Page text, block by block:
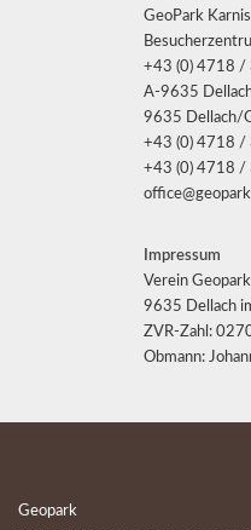
GeoPark
+43 (0) 4718 /
A-9635
9635 Dellach/
+43 (0) 4718 /
+43 (0) 4718 /
Impressum
Verein
9635 Dellach
ZVR-Zahl:
Obmann:
Geopark